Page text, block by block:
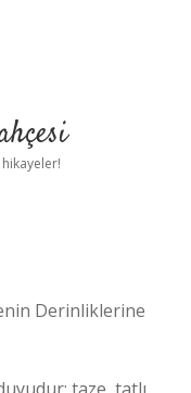
Derinliklerine